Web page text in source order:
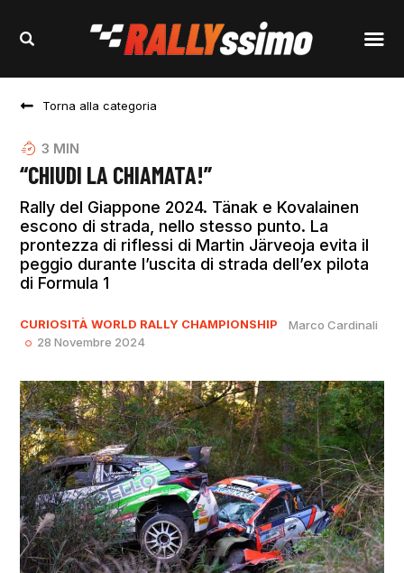
Torna alla categoria
3 MIN
“CHIUDI LA CHIAMATA!”
Rally del Giappone 2024. Tänak e Kovalainen
escono di strada, nello stesso punto. La
prontezza di riflessi di Martin Järveoja evita il
peggio durante l’uscita di strada dell’ex pilota
di Formula 1
CURIOSITÀ WORLD RALLY CHAMPIONSHIP
Marco Cardinali
28 Novembre 2024